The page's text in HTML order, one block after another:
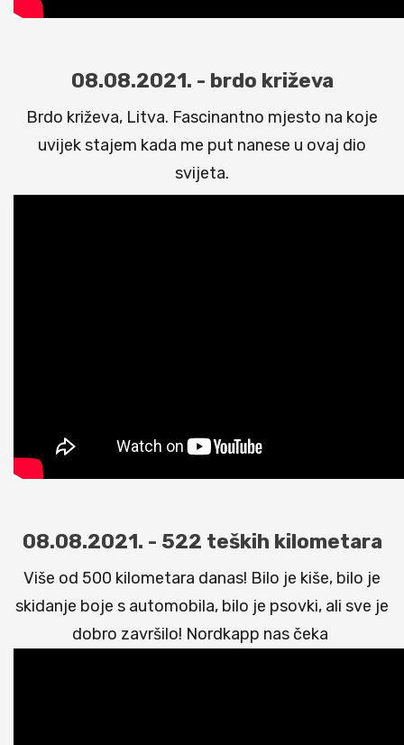
08.08.2021. - brdo križeva
Brdo križeva, Litva. Fascinantno mjesto na koje
uvijek stajem kada me put nanese u ovaj dio
svijeta.
08.08.2021. - 522 teških kilometara
Više od 500 kilometara danas! Bilo je kiše, bilo je
skidanje boje s automobila, bilo je psovki, ali sve je
dobro završilo! Nordkapp nas čeka